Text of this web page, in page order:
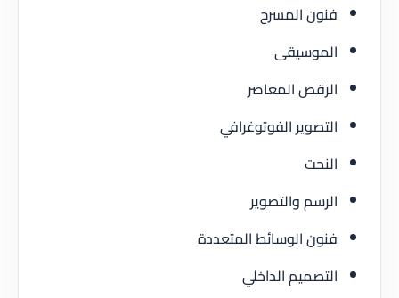
فنون المسرح
الموسيقى
الرقص المعاصر
التصوير الفوتوغرافي
النحت
الرسم والتصوير
فنون الوسائط المتعددة
التصميم الداخلي